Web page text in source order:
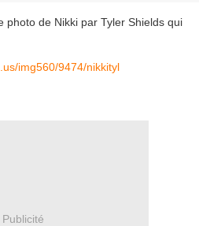
photo de Nikki par Tyler Shields qui
Publicité